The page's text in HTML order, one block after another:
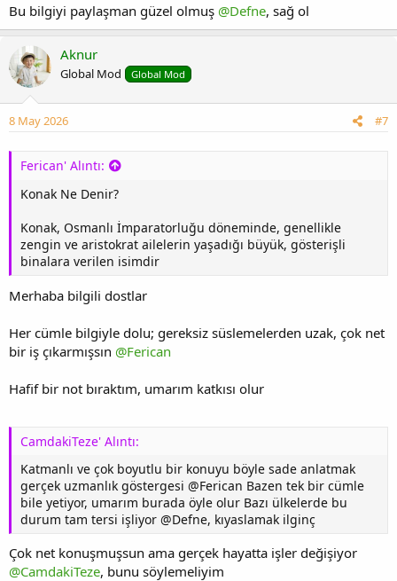
Bu bilgiyi paylaşman güzel olmuş @Defne, sağ ol
Aknur
Global Mod Global Mod
8 May 2026 #7
Ferican' Alıntı:
Konak Ne Denir?
Konak, Osmanlı İmparatorluğu döneminde, genellikle
zengin ve aristokrat ailelerin yaşadığı büyük, gösterişli
binalara verilen isimdir
Merhaba bilgili dostlar
Her cümle bilgiyle dolu; gereksiz süslemelerden uzak, çok net
bir iş çıkarmışsın @Ferican
Hafif bir not bıraktım, umarım katkısı olur
CamdakiTeze' Alıntı:
Katmanlı ve çok boyutlu bir konuyu böyle sade anlatmak
gerçek uzmanlık göstergesi @Ferican Bazen tek bir cümle
bile yetiyor, umarım burada öyle olur Bazı ülkelerde bu
durum tam tersi işliyor @Defne, kıyaslamak ilginç
Çok net konuşmuşsun ama gerçek hayatta işler değişiyor
@CamdakiTeze, bunu söylemeliyim